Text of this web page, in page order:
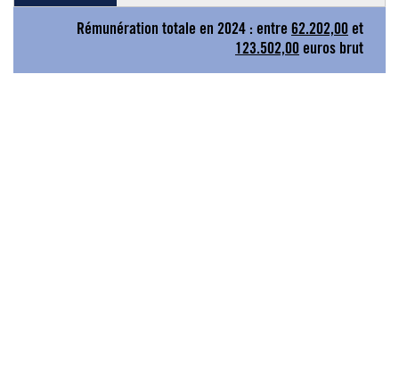
Rémunération totale en 2024 : entre 62.202,00 et
123.502,00 euros brut